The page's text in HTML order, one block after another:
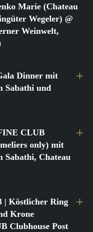
Marie (Chateau
Wegeler) @
Weinwelt,
Dinner mit
Sabathi und
CLUB
only) mit
Sabathi, Chateau
| Köstlicher Ring
Krone
Clubhouse Post